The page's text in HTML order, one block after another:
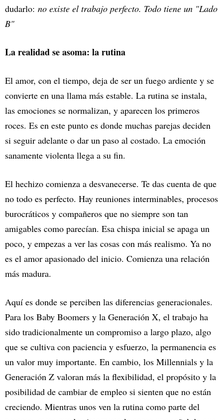
dudarlo: no existe el trabajo perfecto. Todo tiene un "Lado
B"
La realidad se asoma: la rutina
El amor, con el tiempo, deja de ser un fuego ardiente y se
convierte en una llama más estable. La rutina se instala,
las emociones se normalizan, y aparecen los primeros
roces. Es en este punto es donde muchas parejas deciden
si seguir adelante o dar un paso al costado. La emoción
sanamente violenta llega a su fin.
El hechizo comienza a desvanecerse. Te das cuenta de que
no todo es perfecto. Hay reuniones interminables, procesos
burocráticos y compañeros que no siempre son tan
amigables como parecían. Esa chispa inicial se apaga un
poco, y empezas a ver las cosas con más realismo. Ya no
es el amor apasionado del inicio. Comienza una relación
más madura.
Aquí es donde se perciben las diferencias generacionales.
Para los Baby Boomers y la Generación X, el trabajo ha
sido tradicionalmente un compromiso a largo plazo, algo
que se cultiva con paciencia y esfuerzo, la permanencia es
un valor muy importante. En cambio, los Millennials y la
Generación Z valoran más la flexibilidad, el propósito y la
posibilidad de cambiar de empleo si sienten que no están
creciendo. Mientras unos ven la rutina como parte del